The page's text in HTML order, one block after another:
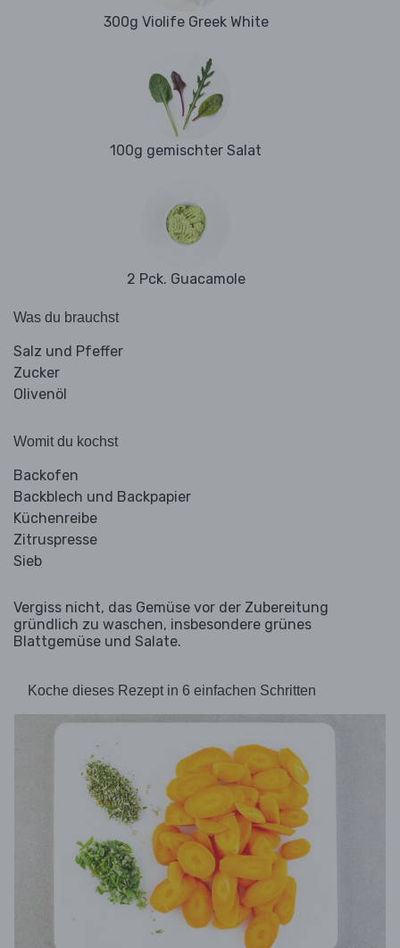
300g Violife Greek White
100g gemischter Salat
2 Pck. Guacamole
Was du brauchst
Salz und Pfeffer
Zucker
Olivenöl
Womit du kochst
Backofen
Backblech und Backpapier
Küchenreibe
Zitruspresse
Sieb
Vergiss nicht, das Gemüse vor der Zubereitung
gründlich zu waschen, insbesondere grünes
Blattgemüse und Salate.
Koche dieses Rezept in 6 einfachen Schritten